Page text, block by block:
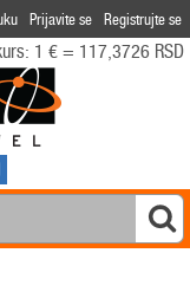
Prijavite se Registrujte se
1 € = 117,3726 RSD